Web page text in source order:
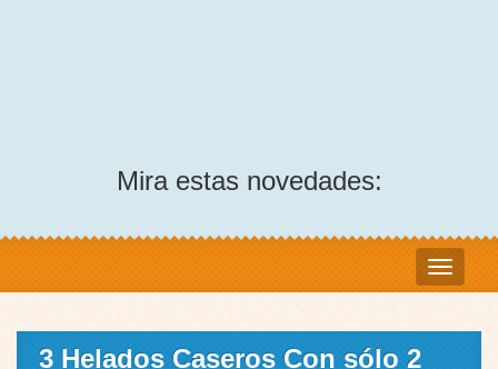
Mira estas novedades:
3 Helados Caseros Con sólo 2